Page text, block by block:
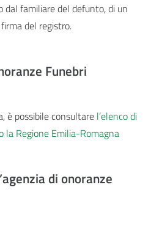
dal familiare del defunto, di un
del registro.
Funebri
è possibile consultare l’elenco di
la Regione Emilia-Romagna
di onoranze